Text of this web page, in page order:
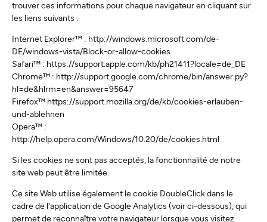
trouver ces informations pour chaque navigateur en cliquant sur
les liens suivants :
Internet Explorer™ : http://windows.microsoft.com/de-
DE/windows-vista/Block-or-allow-cookies
Safari™ : https://support.apple.com/kb/ph21411?locale=de_DE
Chrome™ : http://support.google.com/chrome/bin/answer.py?
hl=de&hlrm=en&answer=95647
Firefox™ https://support.mozilla.org/de/kb/cookies-erlauben-
und-ablehnen
Opera™ :
http://help.opera.com/Windows/10.20/de/cookies.html
Si les cookies ne sont pas acceptés, la fonctionnalité de notre
site web peut être limitée.
Ce site Web utilise également le cookie DoubleClick dans le
cadre de l'application de Google Analytics (voir ci-dessous), qui
permet de reconnaître votre navigateur lorsque vous visitez